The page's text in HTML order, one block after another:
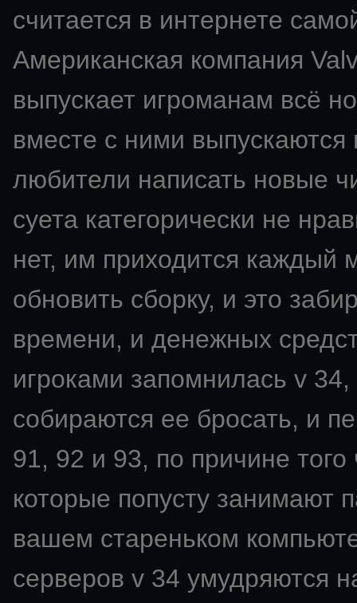
считается в интернете
Американская компания
выпускает игроманам всё
вместе с ними
любители написать новые
суета категорически не
нет, им приходится каждый
обновить сборку, и это
времени, и денежных
игроками запомнилась v
собираются ее бросать, и
91, 92 и 93, по причине
которые попусту занимают
вашем стареньком
серверов v 34 умудряются